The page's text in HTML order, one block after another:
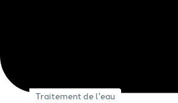
Traitement de l'eau